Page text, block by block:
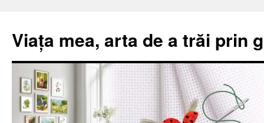
Viața mea, arta de a trăi prin